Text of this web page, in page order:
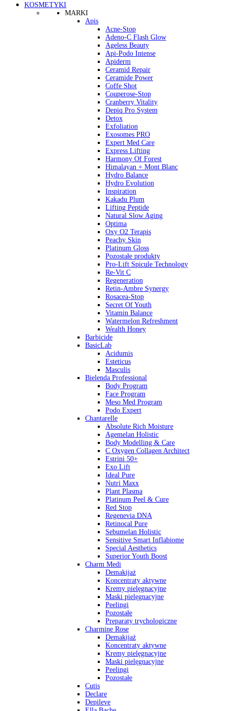
KOSMETYKI
MARKI
Apis
Acne-Stop
Adeno-C Flash Glow
Ageless Beauty
Api-Podo Intense
Apiderm
Ceramid Repair
Ceramide Power
Coffe Shot
Couperose-Stop
Cranberry Vitality
Depiq Pro System
Detox
Exfoliation
Exosomes PRO
Expert Med Care
Express Lifting
Harmony Of Forest
Himalayan + Mont Blanc
Hydro Balance
Hydro Evolution
Inspiration
Kakadu Plum
Lifting Peptide
Natural Slow Aging
Optima
Oxy O2 Terapis
Peachy Skin
Platinum Gloss
Pozostałe produkty
Pro-Lift Spicule Technology
Re-Vit C
Regeneration
Retin-Ambre Synergy
Rosacea-Stop
Secret Of Youth
Vitamin Balance
Watermelon Refreshment
Wealth Honey
Barbicide
BasicLab
Acidumis
Esteticus
Masculis
Bielenda Professional
Body Program
Face Program
Meso Med Program
Podo Expert
Chantarelle
Absolute Rich Moisture
Agemelan Holistic
Body Modelling & Care
C Oxygen Collagen Architect
Estrini 50+
Exo Lift
Ideal Pure
Nutri Maxx
Plant Plasma
Platinum Peel & Cure
Red Stop
Regenevia DNA
Retinocal Pure
Sebumelan Holistic
Sensitive Smart Inflabiome
Special Aesthetics
Superior Youth Boost
Charm Medi
Demakijaż
Koncentraty aktywne
Kremy pielęgnacyjne
Maski pielęgnacyjne
Peelingi
Pozostałe
Preparaty trychologiczne
Charmine Rose
Demakijaż
Koncentraty aktywne
Kremy pielęgnacyjne
Maski pielęgnacyjne
Peelingi
Pozostałe
Cutis
Declare
Depileve